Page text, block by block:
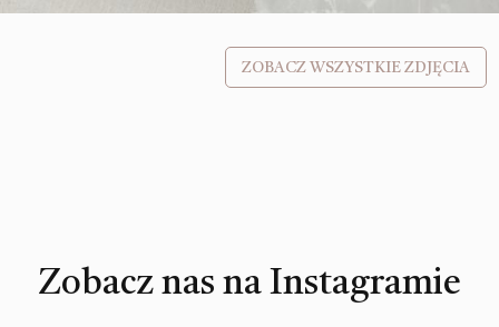
ZOBACZ WSZYSTKIE ZDJĘCIA
Zobacz nas na Instagramie